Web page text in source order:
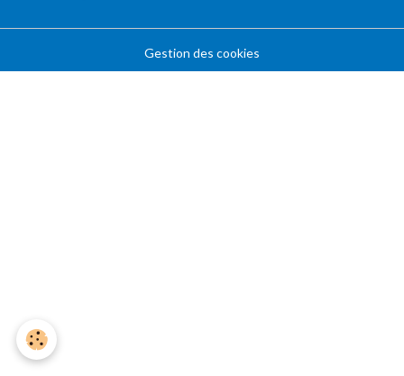
Gestion des cookies